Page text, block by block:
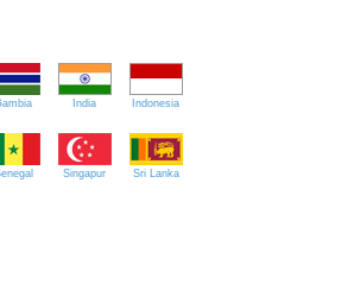
India Indonesia
Singapur Sri Lanka